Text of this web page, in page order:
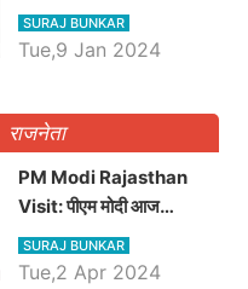
नहीं किया नेता प्रतिपक्ष, जानें
कौन होगा दावेदार
SURAJ BUNKAR
Tue,9 Jan 2024
राजनेता
PM Modi Rajasthan
Visit: पीएम मोदी आज
राजस्थान में कोटपूतली में करेंगे
विशाल रैली, एक सभा से 8 सीटों
SURAJ BUNKAR
Tue,2 Apr 2024